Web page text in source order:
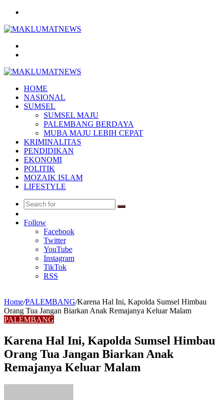
HOME
NASIONAL
SUMSEL
SUMSEL MAJU
PALEMBANG BERDAYA
MUBA MAJU LEBIH CEPAT
KRIMINALITAS
PENDIDIKAN
EKONOMI
POLITIK
MOZAIK ISLAM
LIFESTYLE
Search
Article
Follow
Facebook
Twitter
YouTube
Instagram
TikTok
RSS
Home/PALEMBANG/Karena Hal Ini, Kapolda Sumsel Himbau
Orang Tua Jangan Biarkan Anak Remajanya Keluar Malam
PALEMBANG
Karena Hal Ini, Kapolda Sumsel Himbau
Orang Tua Jangan Biarkan Anak
Remajanya Keluar Malam